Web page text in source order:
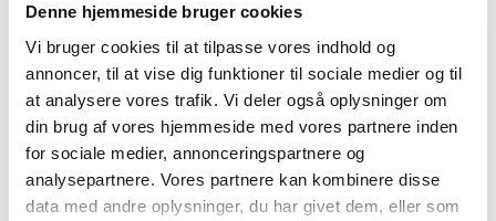
Denne hjemmeside bruger cookies
Vi bruger cookies til at tilpasse vores indhold og
annoncer, til at vise dig funktioner til sociale medier og til
at analysere vores trafik. Vi deler også oplysninger om
din brug af vores hjemmeside med vores partnere inden
for sociale medier, annonceringspartnere og
analysepartnere. Vores partnere kan kombinere disse
data med andre oplysninger, du har givet dem, eller som
2013 (49)
2012 (44)
2011 (13)
2010 (7)
2009 (14)
2008 (8)
december (1)